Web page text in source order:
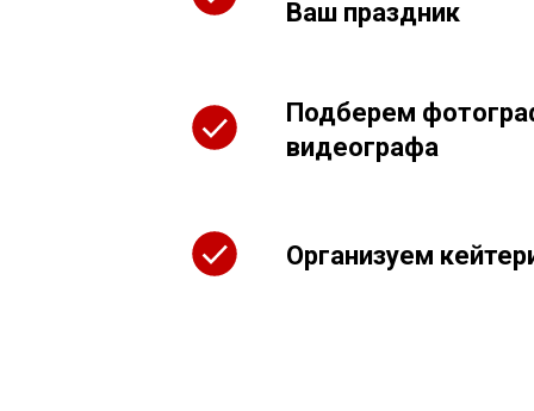
Ваш праздник
Подберем
видеографа
Организуем